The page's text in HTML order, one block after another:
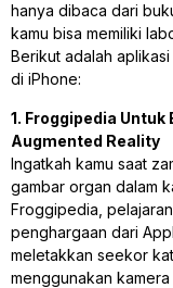
hanya dibaca dari
kamu bisa memiliki
Berikut adalah
di iPhone:
1. Froggipedia
Augmented Reality
Ingatkah kamu saat
gambar organ dalam
Froggipedia,
penghargaan dari
meletakkan seekor
menggunakan